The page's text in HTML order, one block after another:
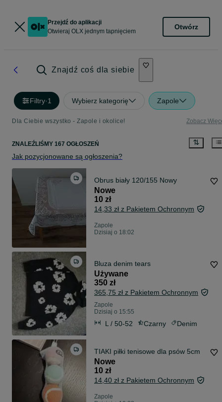
Przejdź do aplikacji
Otwieraj OLX jednym tapnięciem
Otwórz
Znajdź coś dla siebie
Filtry·1 Wybierz kategorię Zapole
Dla Ciebie wszystko - Zapole i okolice! Zobacz
ZNALEŹLIŚMY 167 OGŁOSZEŃ
Jak pozycjonowane są ogłoszenia?
Obrus biały 120/155 Nowy
Nowe
10 zł
14,33 zł z Pakietem Ochronnym
Zapole
Dzisiaj o 18:02
Bluza denim tears
Używane
350 zł
365,75 zł z Pakietem Ochronnym
Zapole
Dzisiaj o 15:55
L / 50-52 Czarny Denim
TIAKI piłki tenisowe dla psów 5cm
Nowe
10 zł
14,40 zł z Pakietem Ochronnym
Zapole